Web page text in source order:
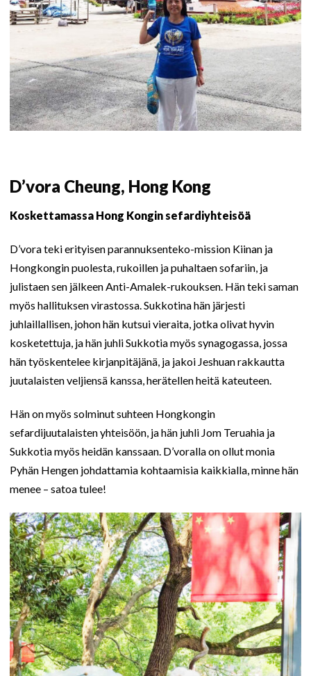
D’vora Cheung, Hong Kong
Koskettamassa Hong Kongin sefardiyhteisöä
D’vora teki erityisen parannuksenteko-mission Kiinan ja
Hongkongin puolesta, rukoillen ja puhaltaen sofariin, ja
julistaen sen jälkeen Anti-Amalek-rukouksen. Hän teki saman
myös hallituksen virastossa. Sukkotina hän järjesti
juhlaillallisen, johon hän kutsui vieraita, jotka olivat hyvin
kosketettuja, ja hän juhli Sukkotia myös synagogassa, jossa
hän työskentelee kirjanpitäjänä, ja jakoi Jeshuan rakkautta
juutalaisten veljiensä kanssa, herätellen heitä kateuteen.
Hän on myös solminut suhteen Hongkongin
sefardijuutalaisten yhteisöön, ja hän juhli Jom Teruahia ja
Sukkotia myös heidän kanssaan. D’voralla on ollut monia
Pyhän Hengen johdattamia kohtaamisia kaikkialla, minne hän
menee – satoa tulee!